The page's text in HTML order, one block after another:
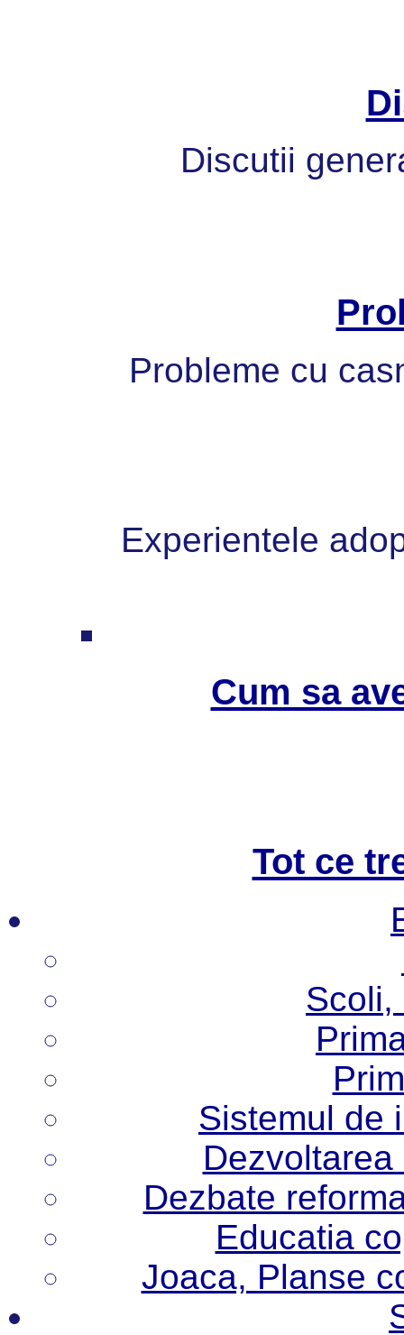
Discutii
Probleme cu
Experientele
Cum sa
Tot ce
Scoli,
Sistemul de
Dezbate
Educatia
Joaca, Planse